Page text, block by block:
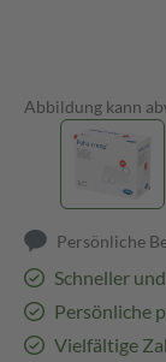
Abbildung kann
Persönliche
Schneller
Persönliche
Vielfältige